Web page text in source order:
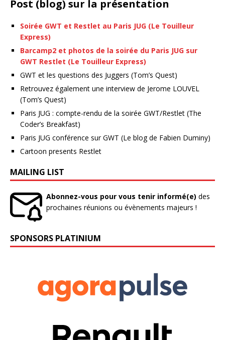
Post (blog) sur la présentation
Soirée GWT et Restlet au Paris JUG (Le Touilleur
Express)
Barcamp2 et photos de la soirée du Paris JUG sur
GWT Restlet (Le Touilleur Express)
GWT et les questions des Juggers (Tom’s Quest)
Retrouvez également une interview de Jerome LOUVEL
(Tom’s Quest)
Paris JUG : compte-rendu de la soirée GWT/Restlet (The
Coder’s Breakfast)
Paris JUG conférence sur GWT (Le blog de Fabien Duminy)
Cartoon presents Restlet
MAILING LIST
Abonnez-vous pour vous tenir informé(e) des
prochaines réunions ou évènements majeurs !
SPONSORS PLATINIUM